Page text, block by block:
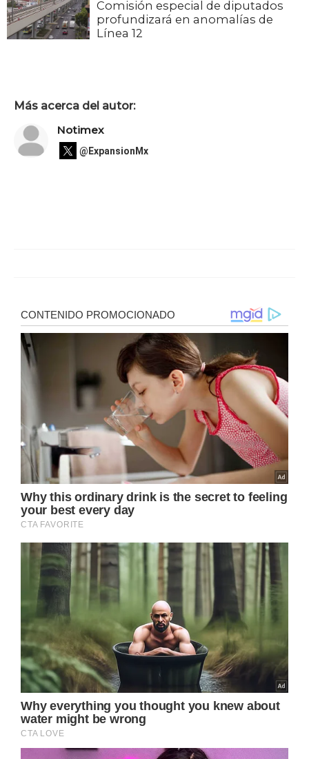
Comisión especial de diputados
profundizará en anomalías de
Línea 12
Más acerca del autor:
Notimex
@ExpansionMx